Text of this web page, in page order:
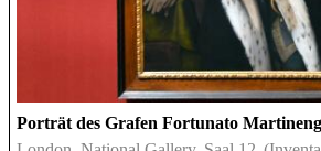
Porträt des Grafen Fortunato